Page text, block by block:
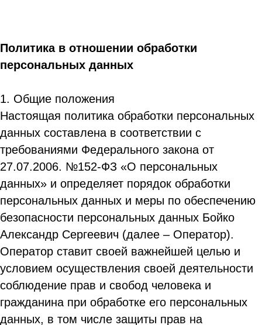
Политика в отношении обработки
персональных данных
1. Общие положения
Настоящая политика обработки персональных
данных составлена в соответствии с
требованиями Федерального закона от
27.07.2006. №152-ФЗ «О персональных
данных» и определяет порядок обработки
персональных данных и меры по обеспечению
безопасности персональных данных Бойко
Александр Сергеевич (далее – Оператор).
Оператор ставит своей важнейшей целью и
условием осуществления своей деятельности
соблюдение прав и свобод человека и
гражданина при обработке его персональных
данных, в том числе защиты прав на